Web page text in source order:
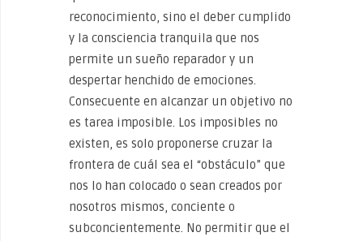
reconocimiento, sino el deber cumplido
y la consciencia tranquila que nos
permite un sueño reparador y un
despertar henchido de emociones.
Consecuente en alcanzar un objetivo no
es tarea imposible. Los imposibles no
existen, es solo proponerse cruzar la
frontera de cuál sea el “obstáculo” que
nos lo han colocado o sean creados por
nosotros mismos, conciente o
subconcientemente. No permitir que el